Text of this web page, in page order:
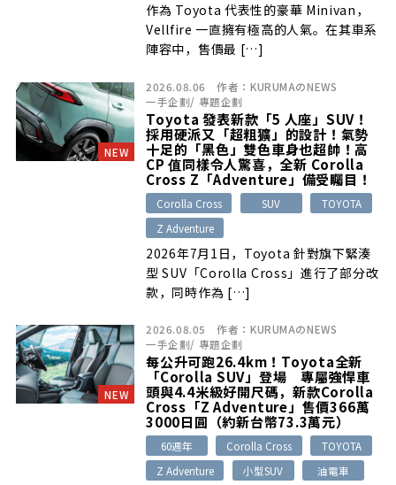
作為 Toyota 代表性的豪華 Minivan，
Vellfire 一直擁有極高的人氣。在其車系
陣容中，售價最 […]
NEW
2026.08.06 作者： KURUMAのNEWS
一手企劃/ 專題企劃
Toyota 發表新款「5 人座」SUV！
採用硬派又「超粗獷」的設計！氣勢
十足的「黑色」雙色車身也超帥！高
CP 值同樣令人驚喜，全新 Corolla
Cross Z「Adventure」備受矚目！
Corolla Cross SUV
TOYOTA
Z Adventure
2026年7月1日，Toyota 針對旗下緊湊
型 SUV「Corolla Cross」進行了部分改
款，同時作為 […]
NEW
2026.08.05 作者： KURUMAのNEWS
一手企劃/ 專題企劃
每公升可跑26.4km！Toyota全新
「Corolla SUV」登場 專屬強悍車
頭與4.4米級好開尺碼，新款Corolla
Cross「Z Adventure」售價366萬
3000日圓（約新台幣73.3萬元）
60週年 Corolla Cross
TOYOTA
Z Adventure
小型SUV 油電車